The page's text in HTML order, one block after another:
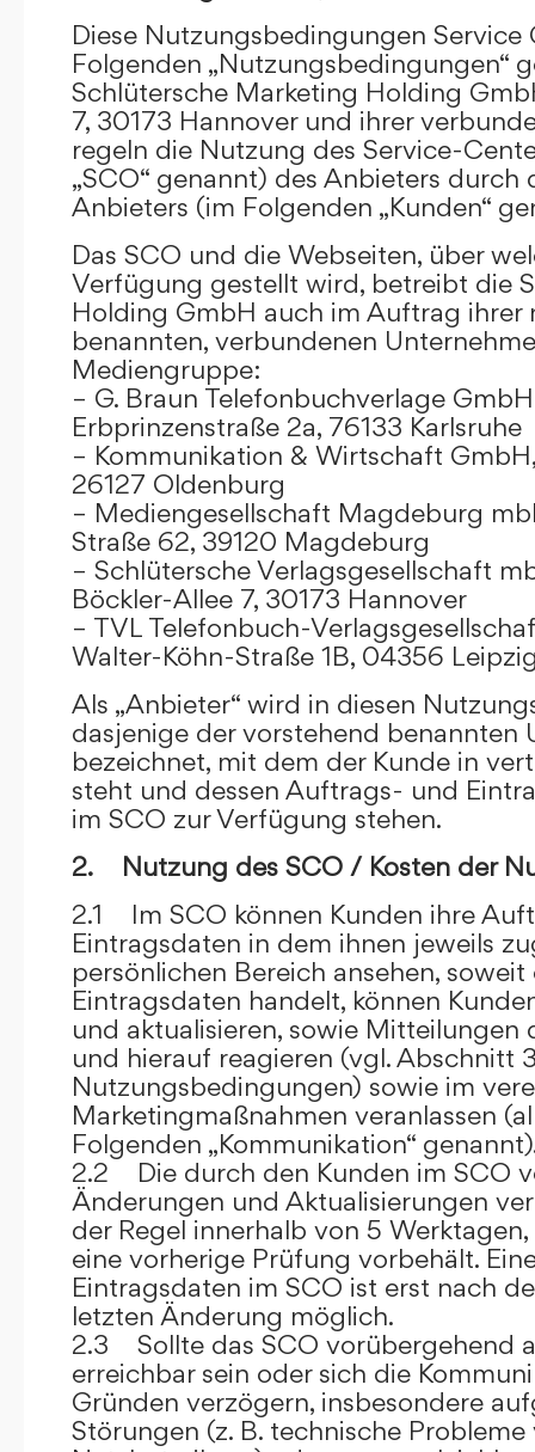
Diese Nutzungsbedingungen Service
Folgenden „Nutzungsbedingungen“
Schlütersche Marketing Holding
7, 30173 Hannover und ihrer
regeln die Nutzung des Service-
„SCO“ genannt) des Anbieters durch
Anbieters (im Folgenden „Kunden“
Das SCO und die Webseiten, über
Verfügung gestellt wird, betreibt die
Holding GmbH auch im Auftrag ihrer
benannten, verbundenen
Mediengruppe:
– G. Braun Telefonbuchverlage GmbH
Erbprinzenstraße 2a, 76133 Karlsruhe
– Kommunikation & Wirtschaft
26127 Oldenburg
– Mediengesellschaft Magdeburg
Straße 62, 39120 Magdeburg
– Schlütersche Verlagsgesellschaft
Böckler-Allee 7, 30173 Hannover
– TVL Telefonbuch-
Walter-Köhn-Straße 1B, 04356
Als „Anbieter“ wird in diesen
dasjenige der vorstehend benannten
bezeichnet, mit dem der Kunde in
steht und dessen Auftrags- und
im SCO zur Verfügung stehen.
2. Nutzung des SCO / Kosten der
2.1 Im SCO können Kunden ihre
Eintragsdaten in dem ihnen jeweils
persönlichen Bereich ansehen,
Eintragsdaten handelt, können
und aktualisieren, sowie Mitteilungen
und hierauf reagieren (vgl. Abschnitt
Nutzungsbedingungen) sowie im
Marketingmaßnahmen veranlassen
Folgenden „Kommunikation“
2.2 Die durch den Kunden im SCO
Änderungen und Aktualisierungen
der Regel innerhalb von 5
eine vorherige Prüfung vorbehält.
Eintragsdaten im SCO ist erst nach
letzten Änderung möglich.
2.3 Sollte das SCO vorübergehend
erreichbar sein oder sich die
Gründen verzögern, insbesondere
Störungen (z. B. technische